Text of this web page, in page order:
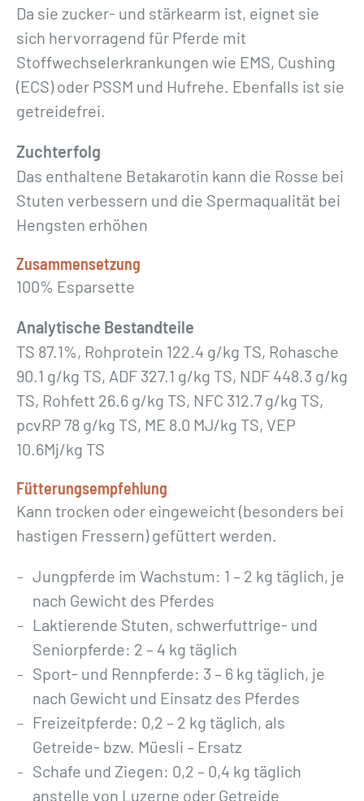
Da sie zucker- und stärkearm ist, eignet sie
sich hervorragend für Pferde mit
Stoffwechselerkrankungen wie EMS, Cushing
(ECS) oder PSSM und Hufrehe. Ebenfalls ist sie
getreidefrei.
Zuchterfolg
Das enthaltene Betakarotin kann die Rosse bei
Stuten verbessern und die Spermaqualität bei
Hengsten erhöhen
Zusammensetzung
100% Esparsette
Analytische Bestandteile
TS 87.1%, Rohprotein 122.4 g/kg TS, Rohasche
90.1 g/kg TS, ADF 327.1 g/kg TS, NDF 448.3 g/kg
TS, Rohfett 26.6 g/kg TS, NFC 312.7 g/kg TS,
pcvRP 78 g/kg TS, ME 8.0 MJ/kg TS, VEP
10.6Mj/kg TS
Fütterungsempfehlung
Kann trocken oder eingeweicht (besonders bei
hastigen Fressern) gefüttert werden.
Jungpferde im Wachstum: 1 – 2 kg täglich, je
nach Gewicht des Pferdes
Laktierende Stuten, schwerfuttrige- und
Seniorpferde: 2 – 4 kg täglich
Sport- und Rennpferde: 3 – 6 kg täglich, je
nach Gewicht und Einsatz des Pferdes
Freizeitpferde: 0,2 – 2 kg täglich, als
Getreide- bzw. Müesli – Ersatz
Schafe und Ziegen: 0,2 – 0,4 kg täglich
anstelle von Luzerne oder Getreide